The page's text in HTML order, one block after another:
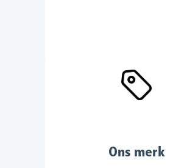
Ons merk